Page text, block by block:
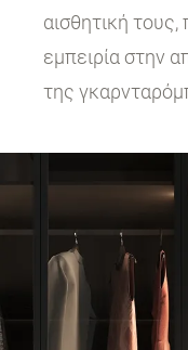
αισθητική
εμπειρία στην
της